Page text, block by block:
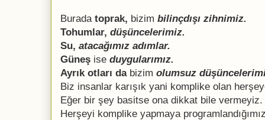
Buradatoprak, bizim bilinçdışı zihnimiz.
Tohumlar, düşüncelerimiz.
Su, atacağımız adımlar.
Güneş ise duygularımız.
Ayrık otları da bizim olumsuz
Biz insanlar karışık yani komplike olan
Eğer bir şey basitse ona dikkat bile vermeyiz.
Herşeyi komplike yapmaya